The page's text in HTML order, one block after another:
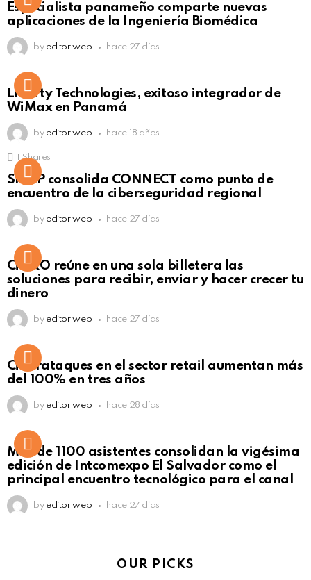
Click to view this post
Especialista panameño comparte nuevas
aplicaciones de la Ingeniería Biomédica
by editor web hace 27 días
Liberty Technologies, exitoso integrador de
WiMax en Panamá
by editor web hace 18 años
Click to view this post
Shares
SISAP consolida CONNECT como punto de
encuentro de la ciberseguridad regional
by editor web hace 27 días
Not Safe For Work
Click to view this post
CiNKO reúne en una sola billetera las
soluciones para recibir, enviar y hacer crecer tu
dinero
by editor web hace 27 días
Ciberataques en el sector retail aumentan más
del 100% en tres años
by editor web hace 28 días
Más de 1100 asistentes consolidan la vigésima
edición de Intcomexpo El Salvador como el
principal encuentro tecnológico para el canal
by editor web hace 27 días
OUR PICKS